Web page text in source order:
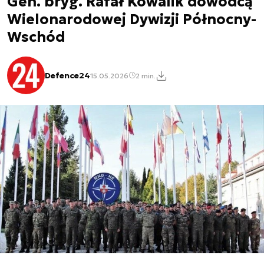
Wielonarodowej Dywizji Północny-
Wschód
Defence2415.05.2026 2 min.